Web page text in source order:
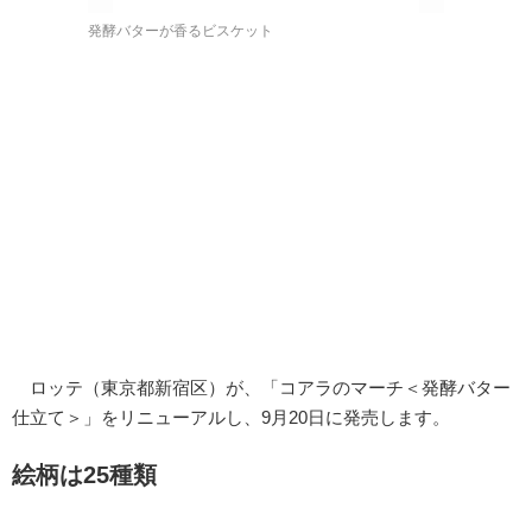
発酵バターが香るビスケット
ロッテ（東京都新宿区）が、「コアラのマーチ＜発酵バター
仕立て＞」をリニューアルし、9月20日に発売します。
絵柄は25種類